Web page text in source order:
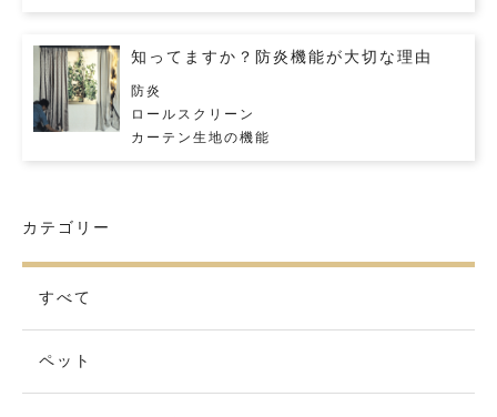
知ってますか？防炎機能が大切な理由
防炎
ロールスクリーン
カーテン生地の機能
カテゴリー
すべて
ペット